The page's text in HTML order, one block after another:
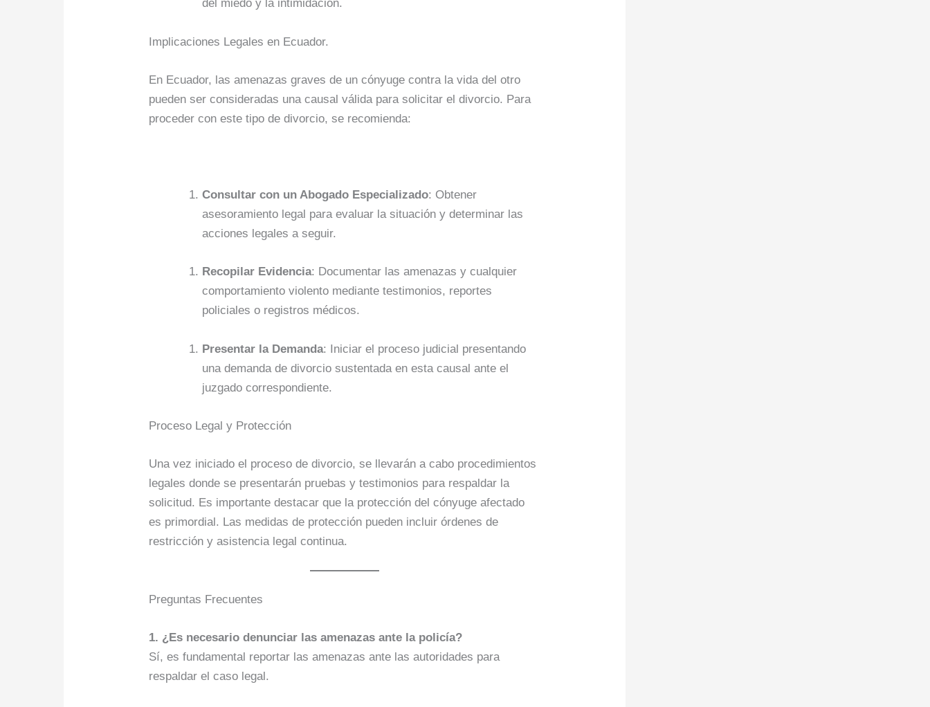
del miedo y la intimidación.
Implicaciones Legales en Ecuador.
En Ecuador, las amenazas graves de un cónyuge contra la vida del otro
pueden ser consideradas una causal válida para solicitar el divorcio. Para
proceder con este tipo de divorcio, se recomienda:
Consultar con un Abogado Especializado: Obtener
asesoramiento legal para evaluar la situación y determinar las
acciones legales a seguir.
Recopilar Evidencia: Documentar las amenazas y cualquier
comportamiento violento mediante testimonios, reportes
policiales o registros médicos.
Presentar la Demanda: Iniciar el proceso judicial presentando
una demanda de divorcio sustentada en esta causal ante el
juzgado correspondiente.
Proceso Legal y Protección
Una vez iniciado el proceso de divorcio, se llevarán a cabo procedimientos
legales donde se presentarán pruebas y testimonios para respaldar la
solicitud. Es importante destacar que la protección del cónyuge afectado
es primordial. Las medidas de protección pueden incluir órdenes de
restricción y asistencia legal continua.
Preguntas Frecuentes
1. ¿Es necesario denunciar las amenazas ante la policía?
Sí, es fundamental reportar las amenazas ante las autoridades para
respaldar el caso legal.